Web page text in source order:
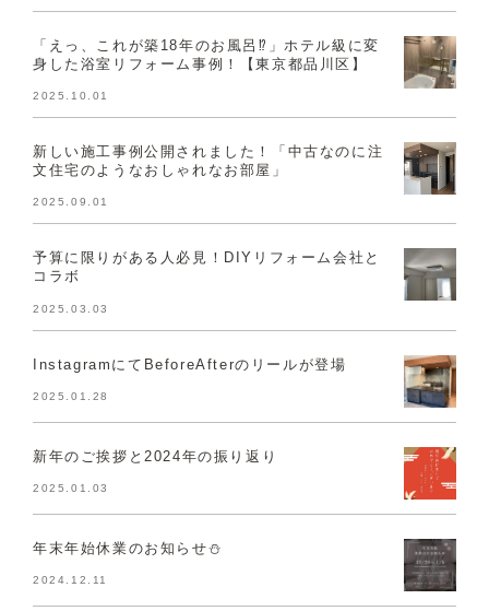
「えっ、これが築18年のお風呂⁉」ホテル級に変
身した浴室リフォーム事例！【東京都品川区】
2025.10.01
新しい施工事例公開されました！「中古なのに注
文住宅のようなおしゃれなお部屋」
2025.09.01
予算に限りがある人必見！DIYリフォーム会社と
コラボ
2025.03.03
InstagramにてBeforeAfterのリールが登場
2025.01.28
新年のご挨拶と2024年の振り返り
2025.01.03
年末年始休業のお知らせ⛄
2024.12.11